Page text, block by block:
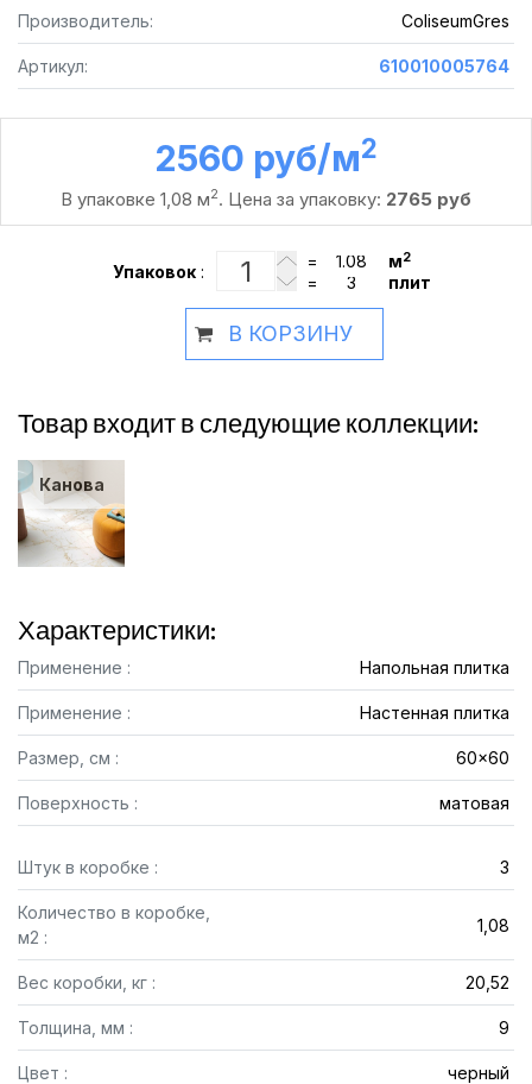
Производитель: ColiseumGres
Артикул: 610010005764
2560 руб /м2
В упаковке 1,08 м2. Цена за упаковку: 2765 руб
Упаковок :
= м2
= плит
В КОРЗИНУ
Товар входит в следующие коллекции:
Канова
Характеристики:
Применение : Напольная плитка
Применение : Настенная плитка
Размер, см : 60x60
Поверхность : матовая
Штук в коробке : 3
Количество в коробке,
м2 :
1,08
Вес коробки, кг : 20,52
Толщина, мм : 9
Цвет : черный